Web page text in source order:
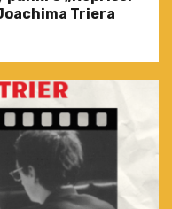
Triera